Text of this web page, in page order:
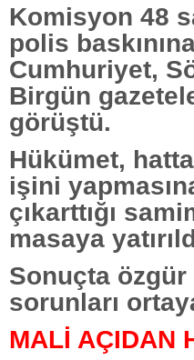
Komisyon 48
polis
Cumhuriyet,
Birgün
görüştü.
Hükümet,
işini
çıkarttığı
masaya
Sonuçta özgür
sorunları
MALİ AÇIDAN